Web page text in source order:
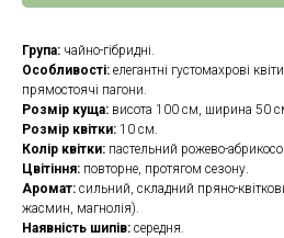
Група: чайно-гібридні.
Особливості: елегантні густомахрові
прямостоячі пагони.
Розмір куща: висота 100 см, ширина 50
Розмір квітки: 10 см.
Колір квітки: пастельний рожево-
Цвітіння: повторне, протягом сезону.
Аромат: сильний, складний пряно-
жасмин, магнолія).
Наявність шипів: середня.